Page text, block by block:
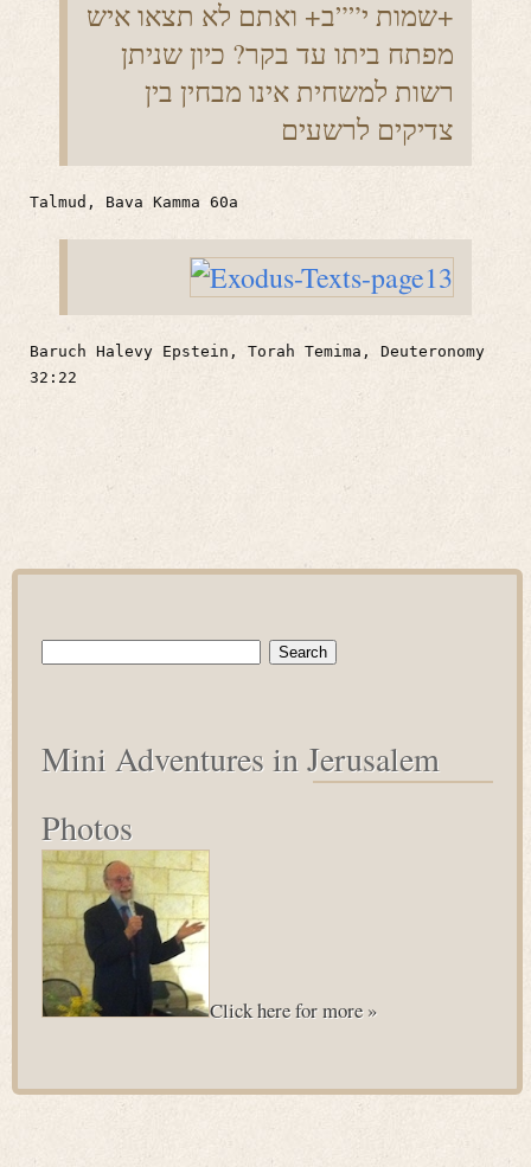
+שמות י””ב+ ואתם לא תצאו איש
מפתח ביתו עד בקר? כיון שניתן
רשות למשחית אינו מבחין בין
צדיקים לרשעים
Talmud, Bava Kamma 60a
Baruch Halevy Epstein, Torah Temima, Deuteronomy
32:22
Search
Mini Adventures in Jerusalem
Photos
Click here for more »